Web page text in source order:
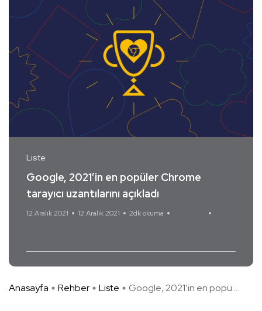
Liste
Google, 2021’in en popüler Chrome
tarayıcı uzantılarını açıkladı
12 Aralık 2021 12 Aralık 2021 2dk okuma
Anasayfa Rehber Liste Google, 2021’in en popü ...